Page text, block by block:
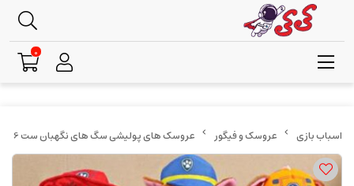
عروسک و فیگور عروسک های پولیشی سگ های نگهبان ست 6 عددی کوچک
0